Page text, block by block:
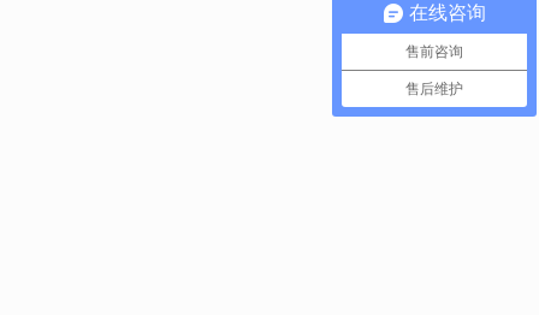
在线咨询
售前咨询
售后维护